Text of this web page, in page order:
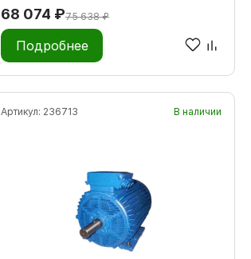
68 074 ₽75 638 ₽
Подробнее
Артикул: 236713 В наличии